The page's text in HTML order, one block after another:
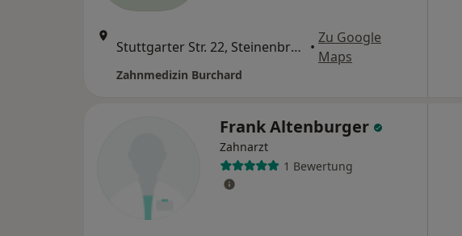
Stuttgarter Str. 22, Steinenbronn •
Zu Google
Maps
Zahnmedizin Burchard
Frank Altenburger
Zahnarzt
1 Bewertung